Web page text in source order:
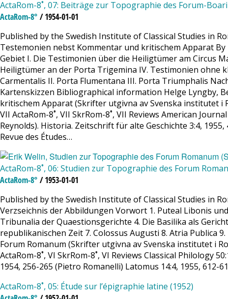
ActaRom-8˚, 07: Beiträge zur Topographie des Forum-
ActaRom-8° / 1954-01-01
Published by the Swedish Institute of Classical Studies in
Testemonien nebst Kommentar und kritischem Apparat
Gebiet I. Die Testimonien über die Heiligtümer am Circus
Heiligtümer an der Porta Trigemina IV. Testimonien ohne
Carmentalis II. Porta Flumentana III. Porta Triumphalis
Kartenskizzen Bibliographical information Helge Lyngby,
kritischem Apparat (Skrifter utgivna av Svenska institutet i
VII ActaRom-8˚, VII SkrRom-8˚, VII Reviews American
Reynolds). Historia. Zeitschrift für alte Geschichte 3:4, 1955,
Revue des Études…
ActaRom-8˚, 06: Studien zur Topographie des Forum
ActaRom-8° / 1953-01-01
Published by the Swedish Institute of Classical Studies in
Verzseichnis der Abbildungen Vorwort 1. Puteal Libonis
Tribunalia der Quaestionsgerichte 4. Die Basilika als
republikanischen Zeit 7. Colossus Augusti 8. Atria Publica
Forum Romanum (Skrifter utgivna av Svenska institutet i
ActaRom-8˚, VI SkrRom-8˚, VI Reviews Classical Philology
1954, 256-265 (Pietro Romanelli) Latomus 14:4, 1955, 612-
ActaRom-8˚, 05: Étude sur l’épigraphie latine (1952)